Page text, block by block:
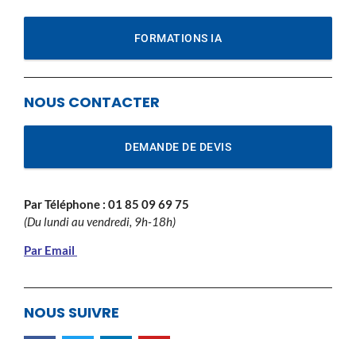
FORMATIONS IA
NOUS CONTACTER
DEMANDE DE DEVIS
Par Téléphone : 01 85 09 69 75
(Du lundi au vendredi, 9h-18h)
Par Email
NOUS SUIVRE